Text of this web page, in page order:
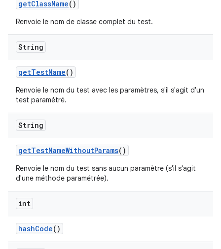
getClassName()
Renvoie le nom de classe complet du test.
String
getTestName()
Renvoie le nom du test avec les paramètres, s'il s'agit d'un
test paramétré.
String
getTestNameWithoutParams()
Renvoie le nom du test sans aucun paramètre (s'il s'agit
d'une méthode paramétrée).
int
hashCode()